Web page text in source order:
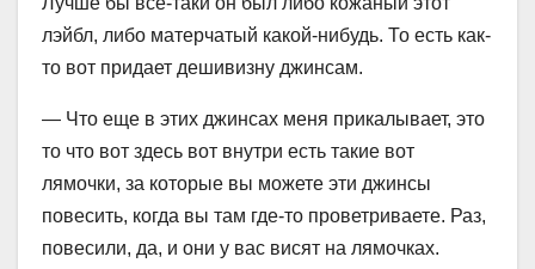
лэйбл, либо матерчатый какой-нибудь. То есть как-
то вот придает дешивизну джинсам.
— Что еще в этих джинсах меня прикалывает, это
то что вот здесь вот внутри есть такие вот
лямочки, за которые вы можете эти джинсы
повесить, когда вы там где-то проветриваете. Раз,
повесили, да, и они у вас висят на лямочках.